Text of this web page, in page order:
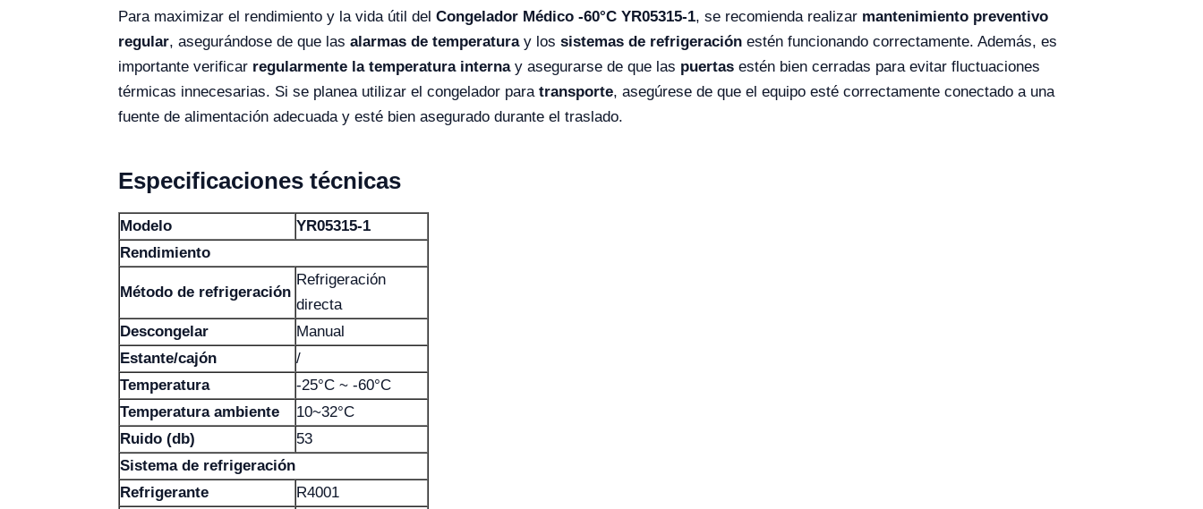
Para maximizar el rendimiento y la vida útil del Congelador Médico -60°C YR05315-1, se recomienda realizar mantenimiento preventivo
regular, asegurándose de que las alarmas de temperaturay los sistemas de refrigeración estén funcionando correctamente. Además, es
importante verificar regularmente la temperatura internay asegurarse de que las puertas estén bien cerradas para evitar fluctuaciones
térmicas innecesarias. Si se planea utilizar el congelador para transporte, asegúrese de que el equipo esté correctamente conectado a una
fuente de alimentación adecuada y esté bien asegurado durante el traslado.
Especificaciones técnicas
Modelo
YR05315-1
Rendimiento
Método de refrigeración
Refrigeración
directa
Descongelar
Manual
Estante/cajón
/
Temperatura
-25°C ~ -60°C
Temperatura ambiente
10~32°C
Ruido (db)
53
Sistema de refrigeración
Refrigerante
R4001